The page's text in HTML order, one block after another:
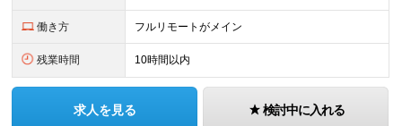
働き方 フルリモートがメイン
残業時間 10時間以内
求人を見る 検討中に入れる